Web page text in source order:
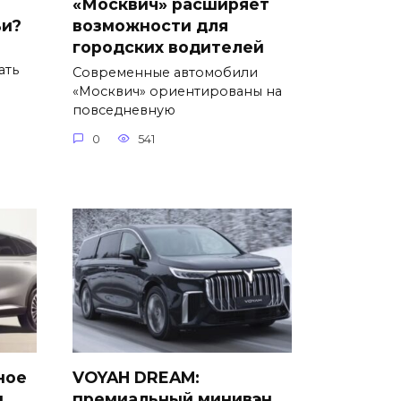
возможности для
городских водителей
Современные автомобили
«Москвич» ориентированы на
повседневную
0 541
VOYAH DREAM: